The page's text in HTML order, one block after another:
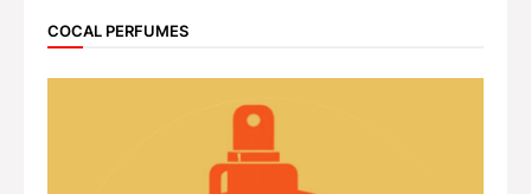
COCAL PERFUMES